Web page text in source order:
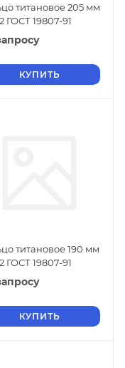
титановое 205 мм
ГОСТ 19807-91
КУПИТЬ
титановое 190 мм
ГОСТ 19807-91
КУПИТЬ